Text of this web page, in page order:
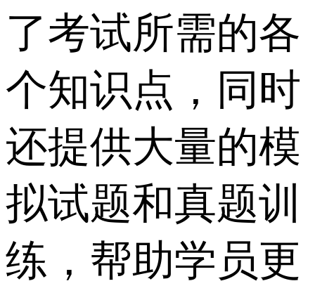
了考试所需的各
个知识点，同时
还提供大量的模
拟试题和真题训
练，帮助学员更